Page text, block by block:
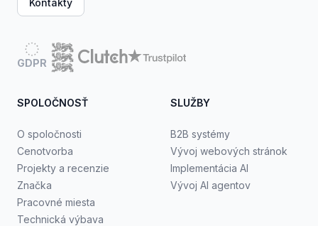
Kontakty
GDPR
SPOLOČNOSŤ
O spoločnosti
Cenotvorba
Projekty a recenzie
Značka
Pracovné miesta
Technická výbava
SLUŽBY
B2B systémy
Vývoj webových stránok
Implementácia AI
Vývoj AI agentov